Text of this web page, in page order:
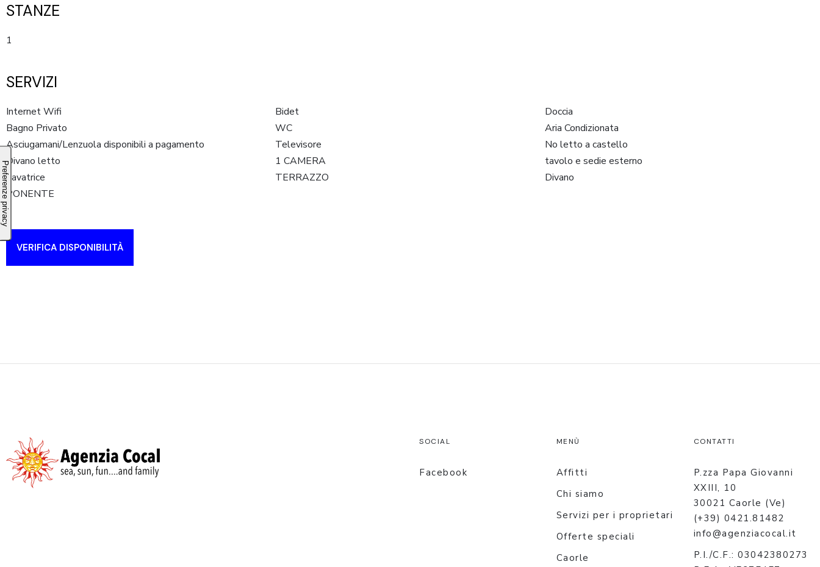
STANZE
1
SERVIZI
Internet Wifi Bidet
Doccia
Bagno Privato
WC
Aria Condizionata
Asciugamani/Lenzuola disponibili a pagamento
Televisore
No letto a castello
Divano letto
1 CAMERA
tavolo e sedie esterno
Lavatrice
TERRAZZO
Divano
PONENTE
VERIFICA DISPONIBILITÀ
SOCIAL
Facebook
MENÙ
Affitti
Chi siamo
Servizi per i proprietari
Offerte speciali
Caorle
CONTATTI
P.zza Papa Giovanni
XXIII, 10
30021 Caorle (Ve)
(+39) 0421.81482
info@agenziacocal.it
P.I./C.F.: 03042380273